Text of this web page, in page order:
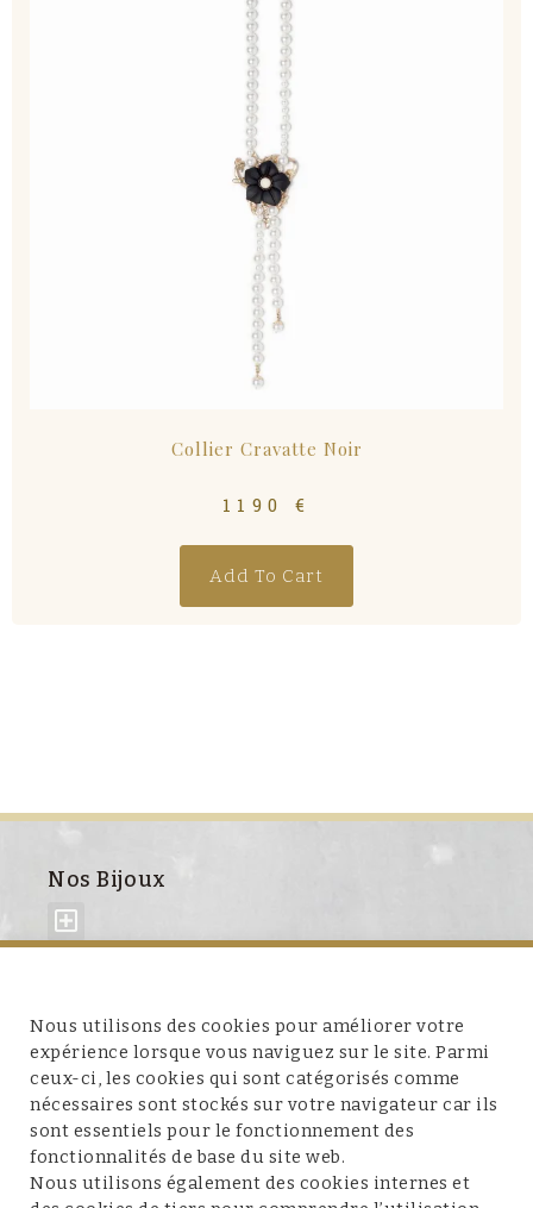
Collier Cravatte Noir
1190 €
Add To Cart
Nos Bijoux
À propos de nous
Service client
Nous utilisons des cookies pour améliorer votre
expérience lorsque vous naviguez sur le site. Parmi
ceux-ci, les cookies qui sont catégorisés comme
nécessaires sont stockés sur votre navigateur car ils
sont essentiels pour le fonctionnement des
fonctionnalités de base du site web.
Nous utilisons également des cookies internes et